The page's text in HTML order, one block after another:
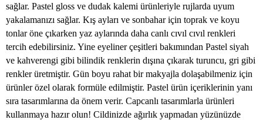
sağlar. Pastel gloss ve dudak kalemi ürünleriyle rujlarda uyum
yakalamanızı sağlar. Kış ayları ve sonbahar için toprak ve koyu
tonlar öne çıkarken yaz aylarında daha canlı cıvıl cıvıl renkleri
tercih edebilirsiniz. Yine eyeliner çeşitleri bakımından Pastel siyah
ve kahverengi gibi bilindik renklerin dışına çıkarak turuncu, gri gibi
renkler üretmiştir. Gün boyu rahat bir makyajla dolaşabilmeniz için
ürünler özel olarak formüle edilmiştir. Pastel ürün içeriklerinin yanı
sıra tasarımlarına da önem verir. Capcanlı tasarımlarla ürünleri
kullanmaya hazır olun! Cildinizde ağırlık yapmadan yüzünüzde